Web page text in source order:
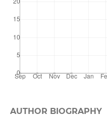
AUTHOR BIOGRAPHY